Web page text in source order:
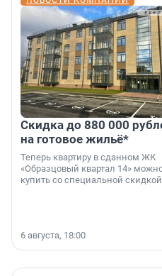
Скидка до 880 000
на готовое жильё*
Теперь квартиру в сданном ЖК
«Образцовый квартал 14»
купить со специальной
6 августа, 18:00